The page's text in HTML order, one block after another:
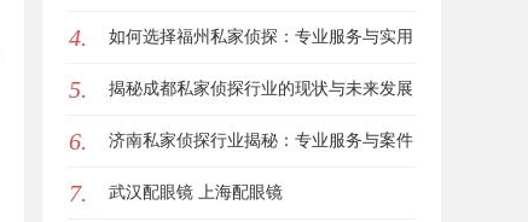
实际应用
4. 如何选择福州私家侦探：专业服务与实用
指南详解
5. 揭秘成都私家侦探行业的现状与未来发展
趋势
6. 济南私家侦探行业揭秘：专业服务与案件
解析全方位指南
7. 武汉配眼镜 上海配眼镜